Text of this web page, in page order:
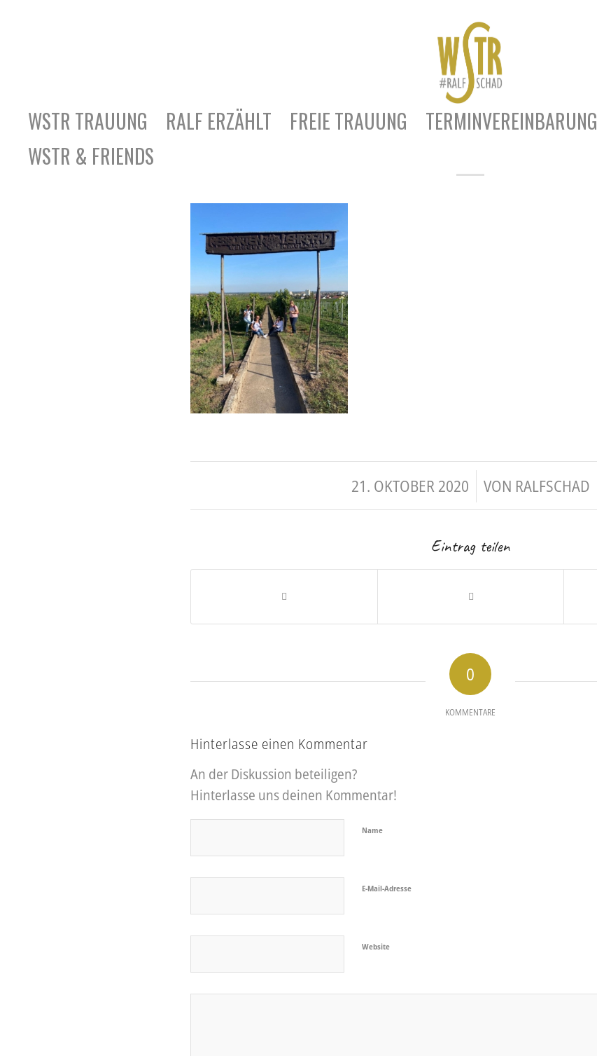
WSTR TRAUUNG RALF ERZÄHLT FREIE TRAUUNG TERMINVEREINBARUNG
WSTR & FRIENDS
21. OKTOBER 2020
/ VON RALFSCHAD
Eintrag teilen
0
KOMMENTARE
Hinterlasse einen Kommentar
An der Diskussion beteiligen?
Hinterlasse uns deinen Kommentar!
Name
E-Mail-Adresse
Website